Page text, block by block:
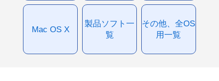
Mac OS X
製品ソフト一
覧
その他、全OS
用一覧